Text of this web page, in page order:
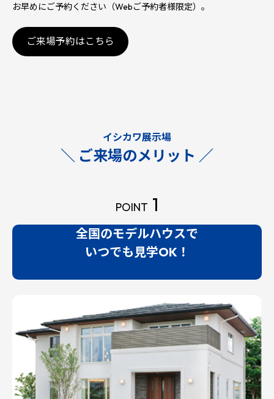
お早めにご予約ください（Webご予約者様限定）。
ご来場予約はこちら
イシカワ展示場
＼ ご来場のメリット ／
POINT 1
全国のモデルハウスで
いつでも見学OK！